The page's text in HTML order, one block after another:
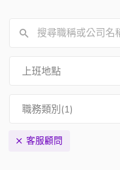
上班地點
職務類別(1)
客服顧問